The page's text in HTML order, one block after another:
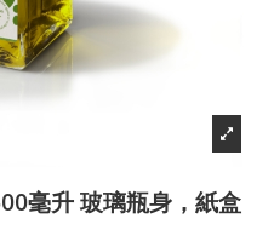
毫升 玻璃瓶身，紙盒